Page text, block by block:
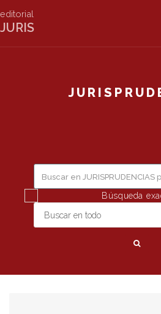
editorial
JURIS
Búsqueda